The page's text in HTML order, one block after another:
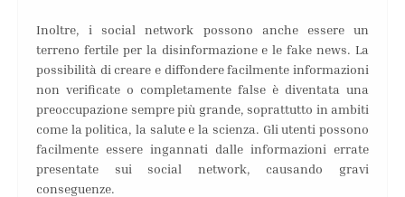
Inoltre, i social network possono anche essere un
terreno fertile per la disinformazione e le fake news. La
possibilità di creare e diffondere facilmente informazioni
non verificate o completamente false è diventata una
preoccupazione sempre più grande, soprattutto in ambiti
come la politica, la salute e la scienza. Gli utenti possono
facilmente essere ingannati dalle informazioni errate
presentate sui social network, causando gravi
conseguenze.